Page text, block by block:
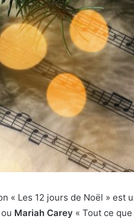
« Les 12 jours de Noël »
Mariah Carey « Tout ce